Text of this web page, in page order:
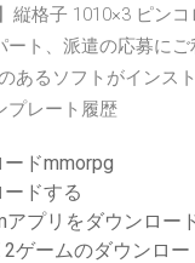
縦格子 1010×3 ピン
ト、派遣の応募に
あるソフトがインス
プレート履歴
ドmmorpg
ドする
プリをダウンロー
2ゲームのダウンロー